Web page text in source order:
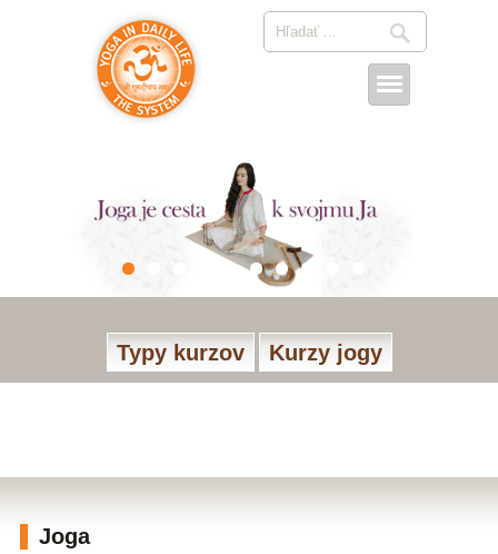
Typy kurzov Kurzy jogy
Joga